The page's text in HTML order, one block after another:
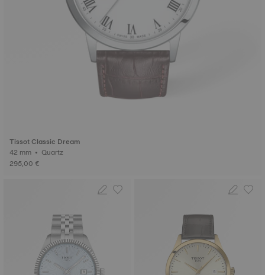
Tissot Classic Dream
42 mm • Quartz
295,00 €